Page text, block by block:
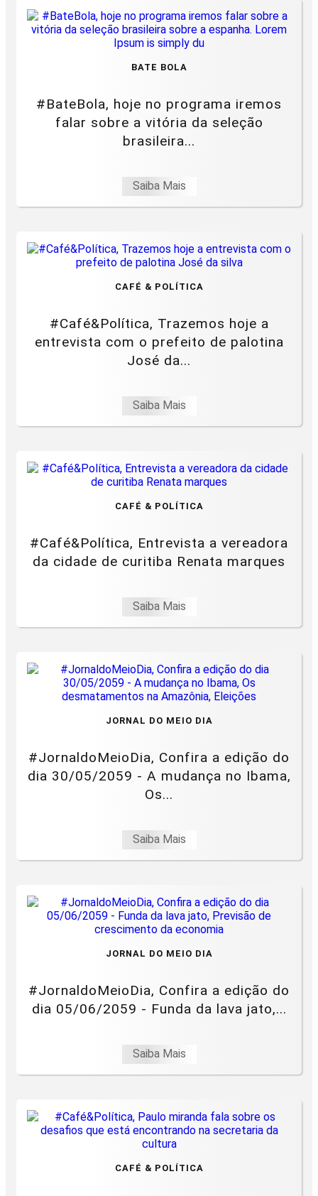
BATE BOLA
#BateBola, hoje no programa iremos
falar sobre a vitória da seleção
brasileira...
Saiba Mais
CAFÉ & POLÍTICA
#Café&Política, Trazemos hoje a
entrevista com o prefeito de palotina
José da...
Saiba Mais
CAFÉ & POLÍTICA
#Café&Política, Entrevista a vereadora
da cidade de curitiba Renata marques
Saiba Mais
JORNAL DO MEIO DIA
#JornaldoMeioDia, Confira a edição do
dia 30/05/2059 - A mudança no Ibama,
Os...
Saiba Mais
JORNAL DO MEIO DIA
#JornaldoMeioDia, Confira a edição do
dia 05/06/2059 - Funda da lava jato,...
Saiba Mais
CAFÉ & POLÍTICA